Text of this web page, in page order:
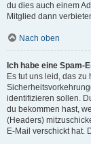
du dies auch einem
Mitglied dann
Nach oben
Ich habe eine Spam-
Es tut uns leid, das
identifizieren sollen.
du bekommen hast,
(Headers)
E-Mail verschickt hat.